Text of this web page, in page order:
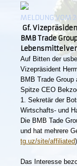
MELDUNG VOM
Gf.
BMB Trade
Auf Bitten der
Vizepräsident
BMB Trade
Spitze CEO
1. Sekretär der
Wirtschafts- und
Die BMB Tade
und hat mehrere
tg.uz/site/affiliated
Das Interesse